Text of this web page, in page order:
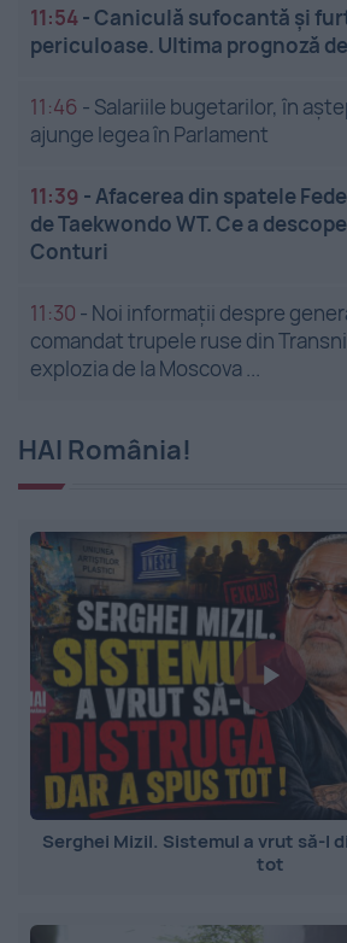
11:54-Caniculă sufocantă și
periculoase. Ultima prognoză de
11:46 - Salariile bugetarilor, în
ajunge legea în Parlament
11:39 -Afacerea din spatele
de Taekwondo WT. Ce a
Conturi
11:30 - Noi informații despre
comandat trupele ruse din
explozia de la Moscova ...
HAI România!
Serghei Mizil. Sistemul a vrut să-l
tot